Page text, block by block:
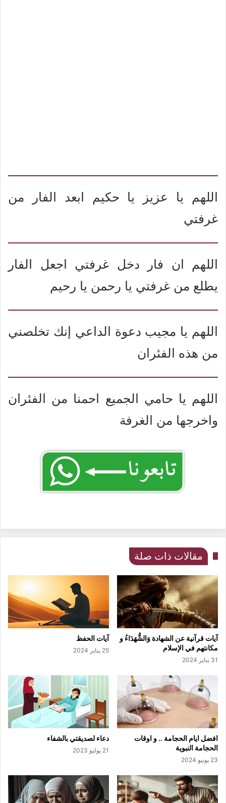
اللهم يا عزيز يا حكيم ابعد الفار من
غرفتي
اللهم ان فار دخل غرفتي اجعل الفار
يطلع من غرفتي يا رحمن يا رحيم
اللهم يا مجيب دعوة الداعي إنك تخلصني
من هذه الفئران
اللهم يا حامي الجميع احمنا من الفئران
واخرجها من الغرفة
مقالات ذات صلة
آيات قرآنية عن الشهادة وَالشُّهَدَاءُ و
مكانتهم في الإسلام
31 يناير 2024
آيات الحفظ
25 يناير 2024
افضل ايام الحجامة .. و اوقات
الحجامة النبوية
23 يونيو 2024
دعاء لصديقتي بالشفاء
21 يوليو 2023